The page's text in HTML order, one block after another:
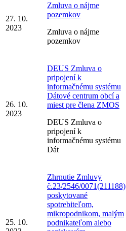
27. 10.
2023
Zmluva o nájme
pozemkov
Zmluva o nájme
pozemkov
26. 10.
2023
DEUS Zmluva o
pripojení k
informačnému systému
Dátové centrum obcí a
miest pre člena ZMOS
DEUS Zmluva o
pripojení k
informačnému systému
Dát
25. 10.
Zhrnutie Zmluvy
č.23/2546/0071(211188)
poskytované
spotrebiteľom,
mikropodnikom, malým
podnikateľom alebo